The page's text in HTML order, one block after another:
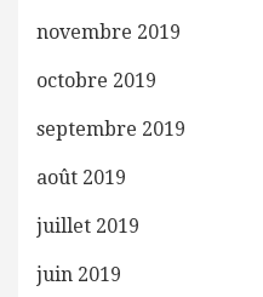
novembre 2019
octobre 2019
septembre 2019
août 2019
juillet 2019
juin 2019